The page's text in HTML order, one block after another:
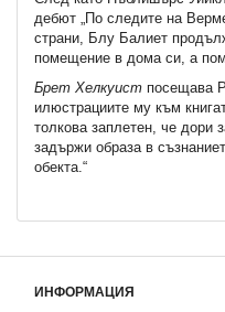
дебют „По следите на
страни, Блу Балиет
помещение в дома си, а
Брет Хелкуист посещава
илюстрациите му към
толкова заплетен, че дори
задържи образа в
обекта.“
ИНФОРМАЦИЯ